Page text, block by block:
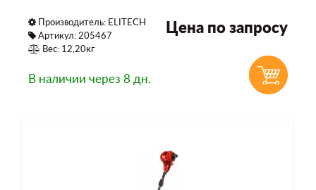
Производитель: ELITECH
Артикул: 205467
Вес: 12,20кг
Цена по запросу
В наличии через 8 дн.